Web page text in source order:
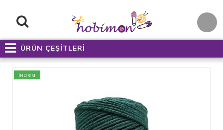
ÜRÜN ÇEŞİTLERİ
İNDİRİM